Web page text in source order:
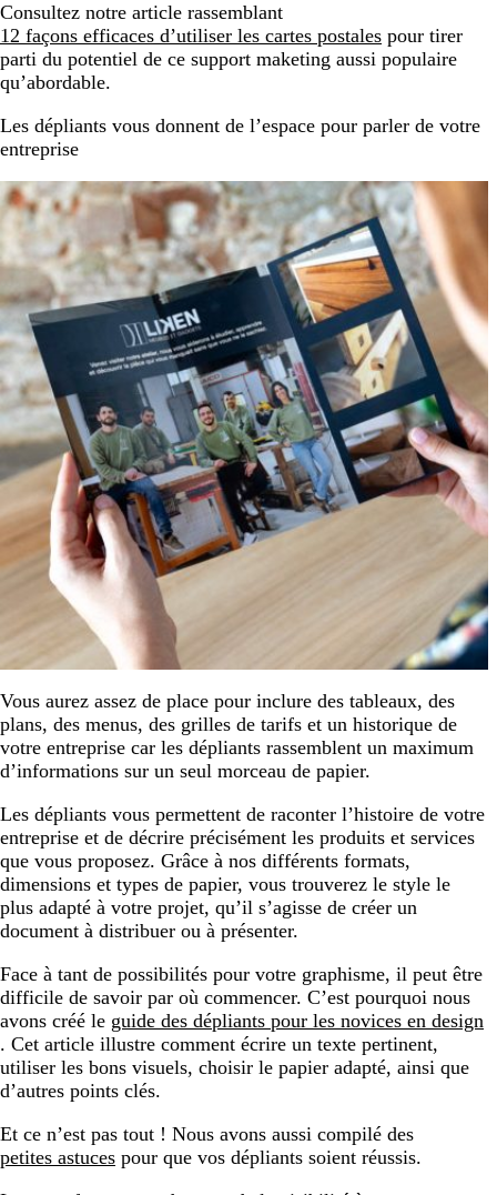
Consultez notre article rassemblant
12 façons efficaces d’utiliser les cartes postales pour tirer
parti du potentiel de ce support maketing aussi populaire
qu’abordable.
Les dépliants vous donnent de l’espace pour parler de votre
entreprise
Vous aurez assez de place pour inclure des tableaux, des
plans, des menus, des grilles de tarifs et un historique de
votre entreprise car les dépliants rassemblent un maximum
d’informations sur un seul morceau de papier.
Les dépliants vous permettent de raconter l’histoire de votre
entreprise et de décrire précisément les produits et services
que vous proposez. Grâce à nos différents formats,
dimensions et types de papier, vous trouverez le style le
plus adapté à votre projet, qu’il s’agisse de créer un
document à distribuer ou à présenter.
Face à tant de possibilités pour votre graphisme, il peut être
difficile de savoir par où commencer. C’est pourquoi nous
avons créé le guide des dépliants pour les novices en design
. Cet article illustre comment écrire un texte pertinent,
utiliser les bons visuels, choisir le papier adapté, ainsi que
d’autres points clés.
Et ce n’est pas tout ! Nous avons aussi compilé des
petites astuces pour que vos dépliants soient réussis.